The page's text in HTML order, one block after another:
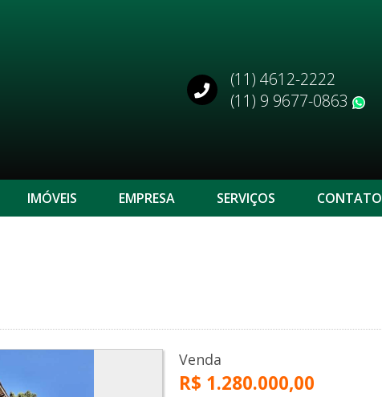
(11) 4612-2222
(11) 9 9677-0863
IMÓVEIS EMPRESA SERVIÇOS CONTATO
Venda
R$ 1.280.000,00